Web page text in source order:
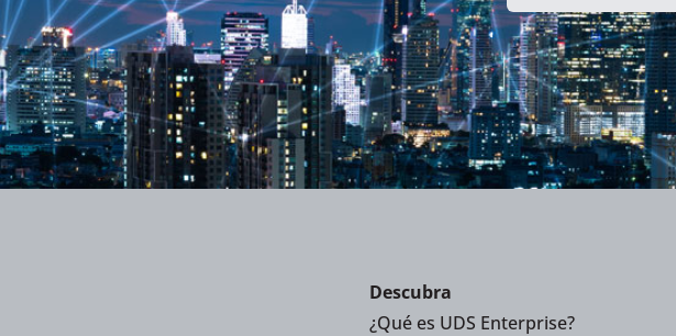
Descubra
¿Qué es UDS Enterprise?